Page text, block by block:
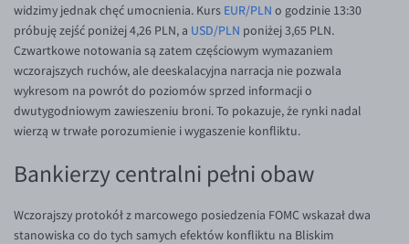
EUR/RON
EUR/SGD
EUR/TRY
EUR/ZAR
GBP/USD
widzimy jednak chęć umocnienia. Kurs EUR/PLN o godzinie 13:30
próbuję zejść poniżej 4,26 PLN, a USD/PLN poniżej 3,65 PLN.
Czwartkowe notowania są zatem częściowym wymazaniem
wczorajszych ruchów, ale deeskalacyjna narracja nie pozwala
wykresom na powrót do poziomów sprzed informacji o
dwutygodniowym zawieszeniu broni. To pokazuje, że rynki nadal
wierzą w trwałe porozumienie i wygaszenie konfliktu.
Bankierzy centralni pełni obaw
Wczorajszy protokół z marcowego posiedzenia FOMC wskazał dwa
stanowiska co do tych samych efektów konfliktu na Bliskim